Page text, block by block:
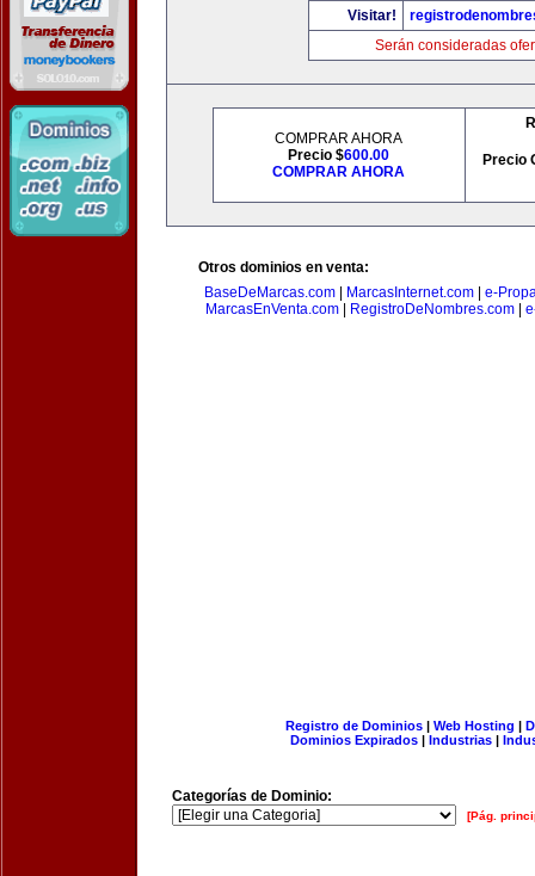
Visitar!
Serán consideradas
COMPRAR AHORA
Precio $600.00
COMPRAR AHORA
Precio
Otros dominios en venta:
BaseDeMarcas.com| MarcasInternet.com| e-
MarcasEnVenta.com
RegistroDeNombres.com
Registro de Dominios| Web Hosting |
Dominios Expirados | Industrias |
Categorías de Dominio:
[Pág.